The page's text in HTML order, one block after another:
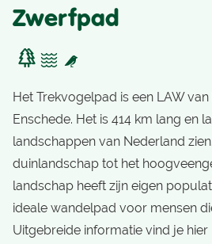
Zwerfpad
Het Trekvogelpad is een LAW
Enschede. Het is 414 km lang en
landschappen van Nederland
duinlandschap tot het
landschap heeft zijn eigen
ideale wandelpad voor mensen
Uitgebreide informatie vind je hier